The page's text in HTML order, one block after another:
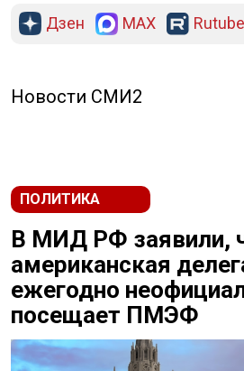
Дзен MAX Rutube
Новости СМИ2
ПОЛИТИКА
В МИД РФ заявили,
американская
ежегодно
посещает ПМЭФ